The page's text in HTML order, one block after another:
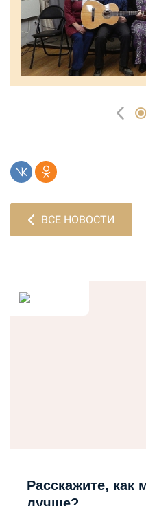
ВСЕ НОВОСТИ
Расскажите, как